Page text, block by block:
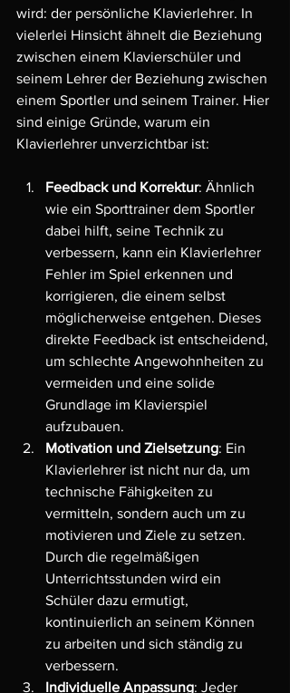
wird: der persönliche Klavierlehrer. In
vielerlei Hinsicht ähnelt die Beziehung
zwischen einem Klavierschüler und
seinem Lehrer der Beziehung zwischen
einem Sportler und seinem Trainer. Hier
sind einige Gründe, warum ein
Klavierlehrer unverzichtbar ist:
Feedback und Korrektur: Ähnlich
wie ein Sporttrainer dem Sportler
dabei hilft, seine Technik zu
verbessern, kann ein Klavierlehrer
Fehler im Spiel erkennen und
korrigieren, die einem selbst
möglicherweise entgehen. Dieses
direkte Feedback ist entscheidend,
um schlechte Angewohnheiten zu
vermeiden und eine solide
Grundlage im Klavierspiel
aufzubauen.
Motivation und Zielsetzung: Ein
Klavierlehrer ist nicht nur da, um
technische Fähigkeiten zu
vermitteln, sondern auch um zu
motivieren und Ziele zu setzen.
Durch die regelmäßigen
Unterrichtsstunden wird ein
Schüler dazu ermutigt,
kontinuierlich an seinem Können
zu arbeiten und sich ständig zu
verbessern.
Individuelle Anpassung: Jeder